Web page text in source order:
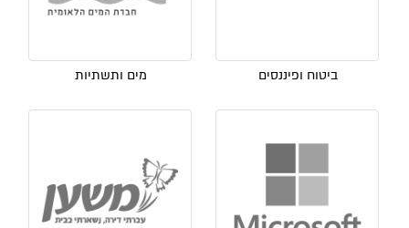
ביטוח ופיננסים מים ותשתיות